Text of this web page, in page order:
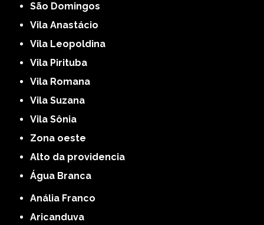
São Domingos
Vila Anastácio
Vila Leopoldina
Vila Pirituba
Vila Romana
Vila Suzana
Vila Sônia
Zona oeste
alto da providencia
Água Branca
Anália Franco
Aricanduva